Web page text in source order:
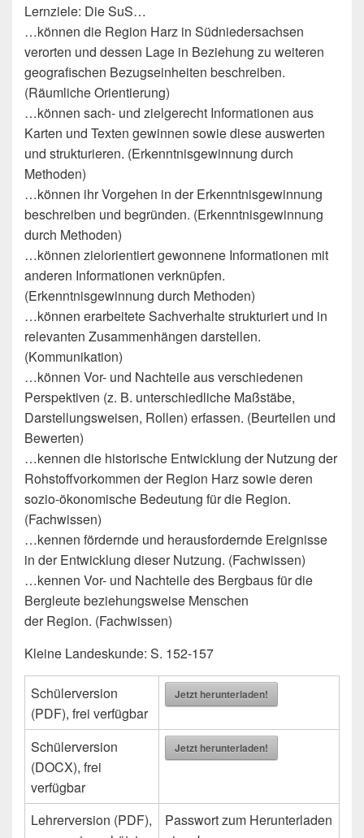
Lernziele: Die SuS…
…können die Region Harz in Südniedersachsen
verorten und dessen Lage in Beziehung zu weiteren
geografischen Bezugseinheiten beschreiben.
(Räumliche Orientierung)
…können sach- und zielgerecht Informationen aus
Karten und Texten gewinnen sowie diese auswerten
und strukturieren. (Erkenntnisgewinnung durch
Methoden)
…können ihr Vorgehen in der Erkenntnisgewinnung
beschreiben und begründen. (Erkenntnisgewinnung
durch Methoden)
…können zielorientiert gewonnene Informationen mit
anderen Informationen verknüpfen.
(Erkenntnisgewinnung durch Methoden)
…können erarbeitete Sachverhalte strukturiert und in
relevanten Zusammenhängen darstellen.
(Kommunikation)
…können Vor- und Nachteile aus verschiedenen
Perspektiven (z. B. unterschiedliche Maßstäbe,
Darstellungsweisen, Rollen) erfassen. (Beurteilen und
Bewerten)
…kennen die historische Entwicklung der Nutzung der
Rohstoffvorkommen der Region Harz sowie deren
sozio-ökonomische Bedeutung für die Region.
(Fachwissen)
…kennen fördernde und herausfordernde Ereignisse
in der Entwicklung dieser Nutzung. (Fachwissen)
…kennen Vor- und Nachteile des Bergbaus für die
Bergleute beziehungsweise Menschen
der Region. (Fachwissen)
Kleine Landeskunde: S. 152-157
Schülerversion
(PDF), frei verfügbar
Jetzt herunterladen!
Schülerversion
(DOCX), frei
verfügbar
Jetzt herunterladen!
Lehrerversion (PDF),
Passwort zum Herunterladen